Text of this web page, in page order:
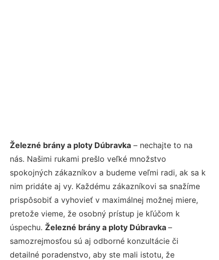
Železné brány a ploty Dúbravka – nechajte to na
nás. Našimi rukami prešlo veľké množstvo
spokojných zákazníkov a budeme veľmi radi, ak sa k
nim pridáte aj vy. Každému zákazníkovi sa snažíme
prispôsobiť a vyhovieť v maximálnej možnej miere,
pretože vieme, že osobný prístup je kľúčom k
úspechu. Železné brány a ploty Dúbravka –
samozrejmosťou sú aj odborné konzultácie či
detailné poradenstvo, aby ste mali istotu, že